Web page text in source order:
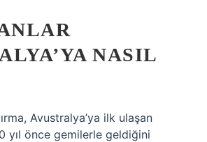
NASIL
Avustralya’ya ilk ulaşan
yıl önce gemilerle geldiğini